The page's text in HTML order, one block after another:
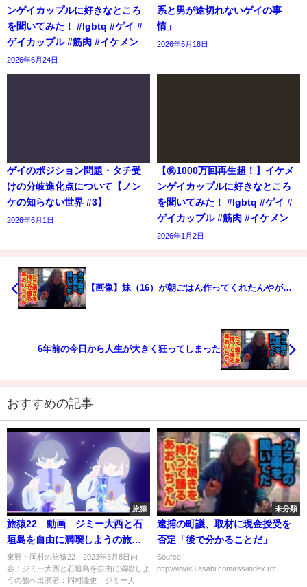
ンゲイカップルに好きなところ
を聞いてみた！ #lgbtq #ゲイ #
ゲイカップル #筋肉 #イケメン
2026年6月24日
系と男が途切れないゲイの事
情」
2026年6月18日
ゲイのポジション問題・タチ受
けの分岐進化点について【ノン
ケの知らない世界 #3】
2026年6月1日
【㊗️1000万回再生超！】イケメ
ンゲイカップルに好きなところ
を聞いてみた！ #lgbtq #ゲイ #
ゲイカップル #筋肉 #イケメン
2026年1月2日
【画像】妹（16）が朝ごはん作ってくれたんやが…
6年前の今日から人生が大きく狂ってしまった
おすすめの記事
旅猿
旅猿22 動画 ジミー大西と石
垣島を自由に満喫しようの旅へ
最終話 3月8日
東野・岡村の旅猿22 2023年3月8日内
容：ジミー大西と石垣島を自由に満喫しよ
うの旅へ出演者：岡村隆史 ジミー大
未分類
逮捕の町議、取材に現金授受を
否定「後で分かることだ」
Source:
http://www3.asahi.com/rss/index.rdf...